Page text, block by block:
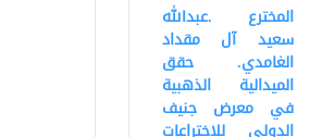
المخترع .عبدالله
سعيد آل مقداد
الغامدي. حقق
الميدالية الذهبية
في معرض جنيف
الدولي للاختراعات